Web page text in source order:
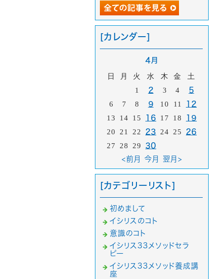
[カレンダー]
4月
日 月 火 水 木 金
土
1
2 3 4 5
6 7 8 9 10 11 12
13 14 15 16 17 18 19
20 21 22 23 24 25 26
27 28 29
30
<前月
今月 翌月>
[カテゴリーリスト]
初めまして
イシリスのコト
意識のコト
イシリス33メソッドセラ
ピー
イシリス33メソッド養成講
座